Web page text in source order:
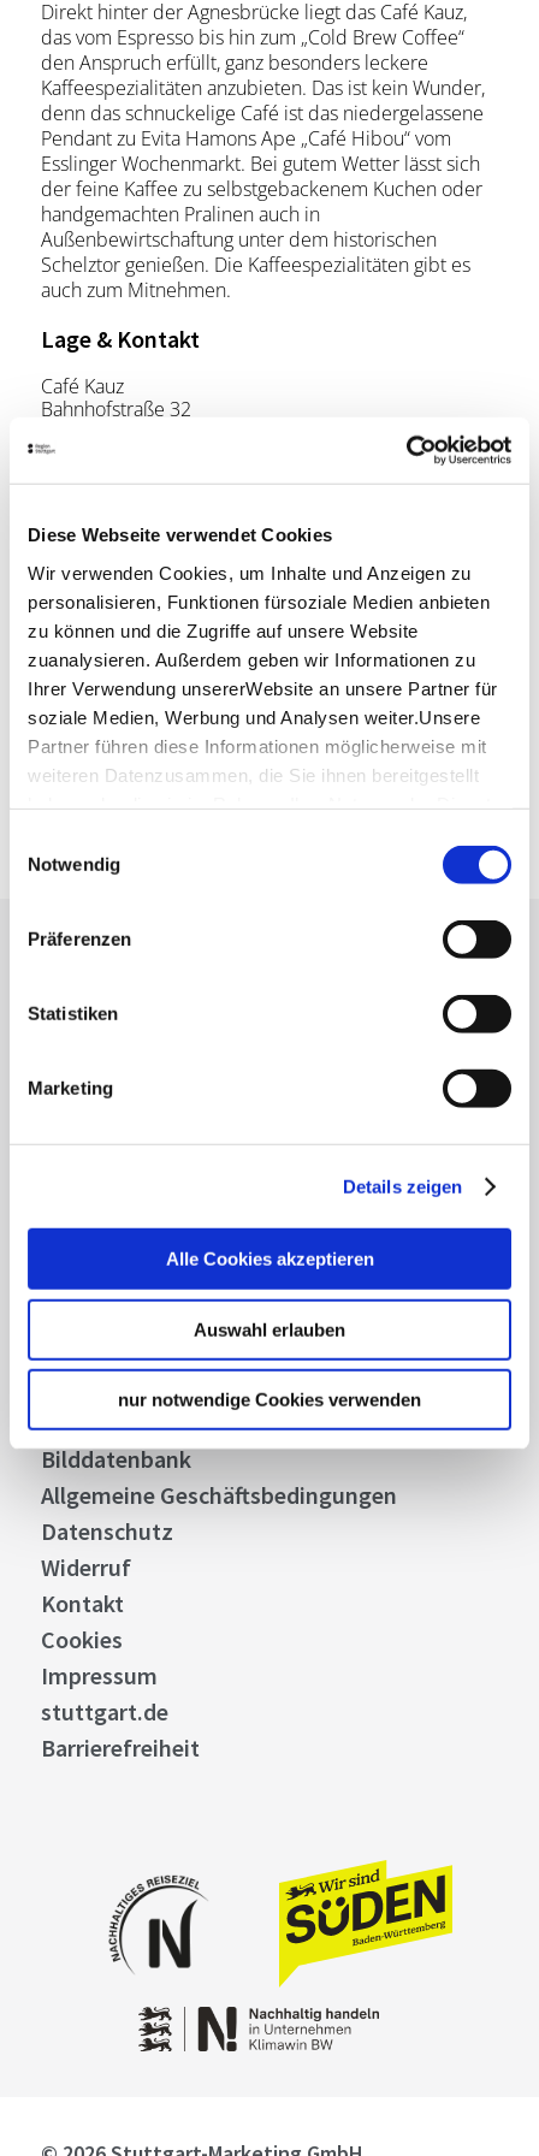
Diese Webseite verwendet Cookies
Wir verwenden Cookies, um Inhalte und Anzeigen zu
personalisieren, Funktionen fürsoziale Medien anbieten
zu können und die Zugriffe auf unsere Website
zuanalysieren. Außerdem geben wir Informationen zu
Ihrer Verwendung unsererWebsite an unsere Partner für
soziale Medien, Werbung und Analysen weiter.Unsere
Partner führen diese Informationen möglicherweise mit
weiteren Datenzusammen, die Sie ihnen bereitgestellt
Impressum
Notwendig
Präferenzen
Statistiken
Marketing
Details zeigen
Alle Cookies akzeptieren
Auswahl erlauben
nur notwendige Cookies verwenden
Direkt hinter der Agnesbrücke liegt das Café Kauz,
das vom Espresso bis hin zum „Cold Brew Coffee“
den Anspruch erfüllt, ganz besonders leckere
Kaffeespezialitäten anzubieten. Das ist kein Wunder,
denn das schnuckelige Café ist das niedergelassene
Pendant zu Evita Hamons Ape „Café Hibou“ vom
Esslinger Wochenmarkt. Bei gutem Wetter lässt sich
der feine Kaffee zu selbstgebackenem Kuchen oder
handgemachten Pralinen auch in
Außenbewirtschaftung unter dem historischen
Schelztor genießen. Die Kaffeespezialitäten gibt es
auch zum Mitnehmen.
Lage & Kontakt
Café Kauz
Bahnhofstraße 32
Telefon:+49 711 25516465
Website:cafe-kauz.de
Planen Sie Ihre Anreise
Verkehrs- und Tarifverbund Stuttgart GmbH
Fahrplanauskunft des VVS
Deutsche Bahn AG
Fahrplanauskunft der DB
Lassen Sie sich inspirieren!
Mit unserem Newsletter bleiben Sie zu Events,
Abonnieren
Stellenangebote
Presse
Stuttgart Convention Bureau
Bilddatenbank
Allgemeine Geschäftsbedingungen
Datenschutz
Widerruf
Kontakt
Cookies
Impressum
stuttgart.de
Barrierefreiheit